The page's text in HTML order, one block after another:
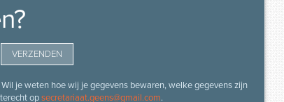
je weten hoe wij je gegevens bewaren, welke gegevens zijn
opsecretariaat.geens@gmail.com.